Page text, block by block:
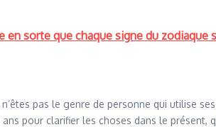
en sorte que chaque signe du zodiaque
pas le genre de personne qui utilise
pour clarifier les choses dans le présent,